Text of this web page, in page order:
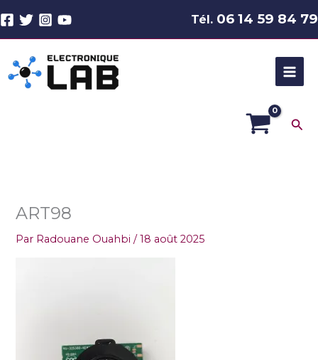
au
Tél. 06 14 59 84 79
ART98
Par Radouane Ouahbi/18 août 2025